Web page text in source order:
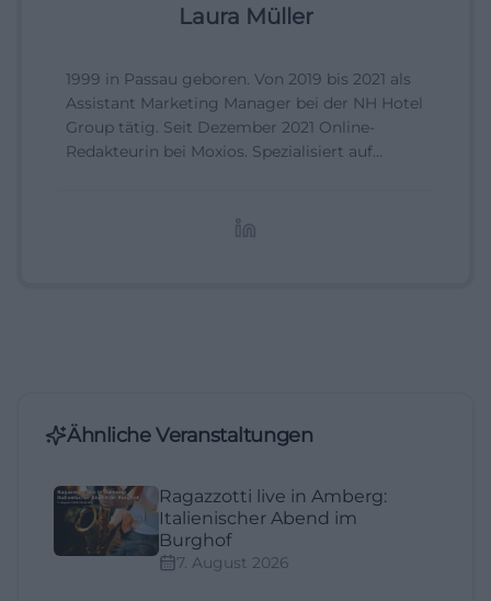
Laura Müller
1999 in Passau geboren. Von 2019 bis 2021 als
Assistant Marketing Manager bei der NH Hotel
Group tätig. Seit Dezember 2021 Online-
Redakteurin bei Moxios. Spezialisiert auf
Ähnliche Veranstaltungen
Ragazzotti live in Amberg:
Italienischer Abend im
Burghof
7. August 2026